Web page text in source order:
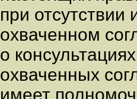
при
охваченном
о
охваченных
имеет